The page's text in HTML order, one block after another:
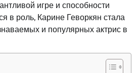
игре и способности
в роль, Карине Геворкян стала
и популярных актрис в